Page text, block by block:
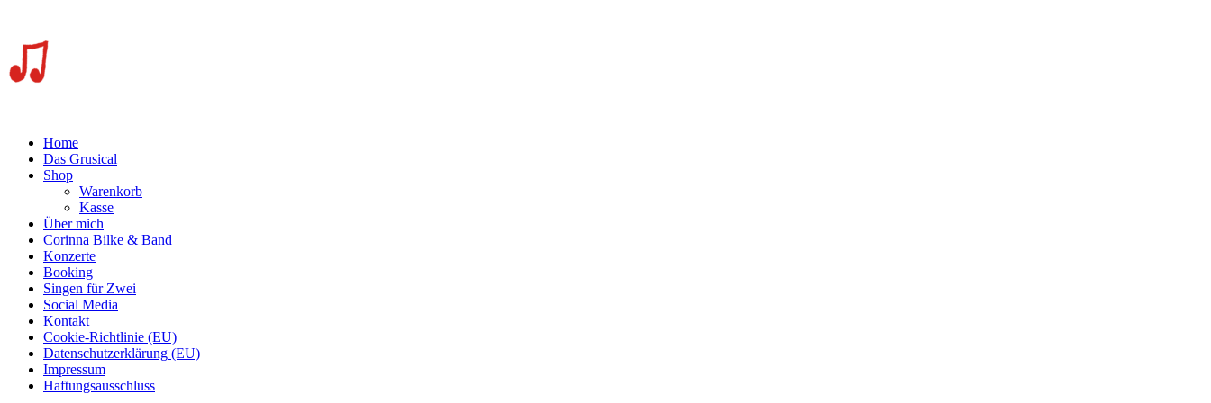
Home
Das Grusical
Shop
Warenkorb
Kasse
Über mich
Corinna Bilke & Band
Konzerte
Booking
Singen für Zwei
Social Media
Kontakt
Cookie-Richtlinie (EU)
Datenschutzerklärung (EU)
Impressum
Haftungsausschluss